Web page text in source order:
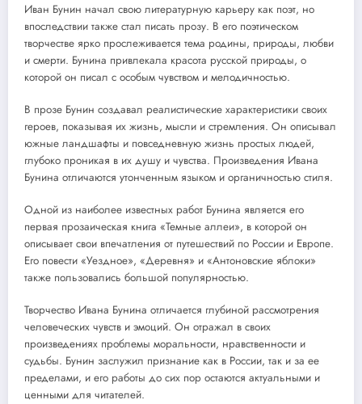
Иван Бунин начал свою литературную карьеру как поэт, но
впоследствии также стал писать прозу. В его поэтическом
творчестве ярко прослеживается тема родины, природы, любви
и смерти. Бунина привлекала красота русской природы, о
которой он писал с особым чувством и мелодичностью.
В прозе Бунин создавал реалистические характеристики своих
героев, показывая их жизнь, мысли и стремления. Он описывал
южные ландшафты и повседневную жизнь простых людей,
глубоко проникая в их душу и чувства. Произведения Ивана
Бунина отличаются утонченным языком и органичностью стиля.
Одной из наиболее известных работ Бунина является его
первая прозаическая книга «Темные аллеи», в которой он
описывает свои впечатления от путешествий по России и Европе.
Его повести «Уездное», «Деревня» и «Антоновские яблоки»
также пользовались большой популярностью.
Творчество Ивана Бунина отличается глубиной рассмотрения
человеческих чувств и эмоций. Он отражал в своих
произведениях проблемы моральности, нравственности и
судьбы. Бунин заслужил признание как в России, так и за ее
пределами, и его работы до сих пор остаются актуальными и
ценными для читателей.